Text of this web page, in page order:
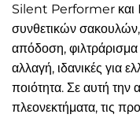
Silent Performer και
συνθετικών
απόδοση, φιλτράρισμα
αλλαγή, ιδανικές για
ποιότητα. Σε αυτή την
πλεονεκτήματα, τις